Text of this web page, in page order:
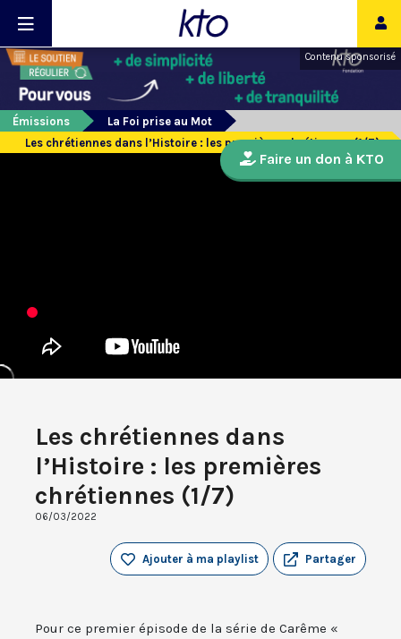
Contenu sponsorisé
Émissions
La Foi prise au Mot
Les chrétiennes dans l’Histoire : les premières chrétiennes (1/7)
Les chrétiennes dans
l’Histoire : les premières
chrétiennes (1/7)
06/03/2022
Partager
Ajouter à ma playlist
Pour ce premier épisode de la série de Carême «
Faire un don à KTO